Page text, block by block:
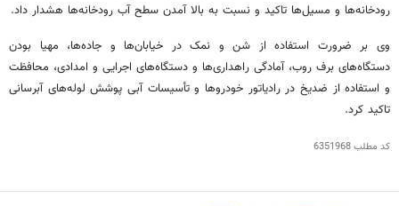
رودخانه‌ها و مسیل‌ها تاکید و نسبت به بالا آمدن سطح آب رودخانه‌ها هشدار داد.
وی بر ضرورت استفاده از شن و نمک در خیابان‌ها و جاده‌ها، مهیا بودن
دستگاه‌های برف روب، آمادگی راهداری‌ها و دستگاه‌های اجرایی و امدادی، محافظت
و استفاده از ضدیخ در رادیاتور خودروها و تأسیسات آبی پوشش لوله‌های آبرسانی
تاکید کرد.
کد مطلب6351968